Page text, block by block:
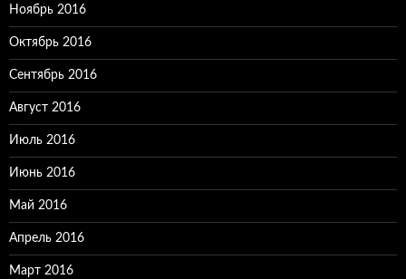
Ноябрь 2016
Октябрь 2016
Сентябрь 2016
Август 2016
Июль 2016
Июнь 2016
Май 2016
Апрель 2016
Март 2016